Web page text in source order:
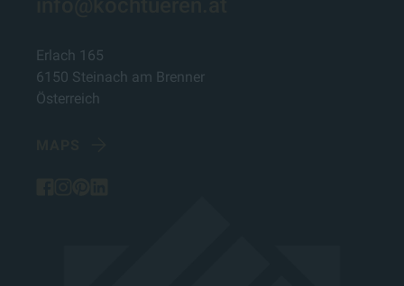
Erlach 165
6150 Steinach am Brenner
Österreich